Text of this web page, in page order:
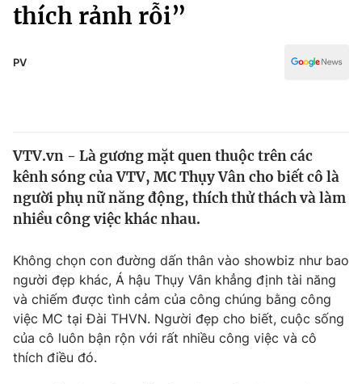
Chính trị
Thế giới
Tin tức
Thế giới đó đây
Câu chuyện quốc tế
Tài chính
Thị trường
Góc doanh nghiệp
Dữ liệu và đời sống
Truyền hình
Phim VTV
Truyền hình
thích rảnh rỗi”
PV
VTV.vn - Là gương mặt quen thuộc trên các
kênh sóng của VTV, MC Thụy Vân cho biết cô là
người phụ nữ năng động, thích thử thách và làm
nhiều công việc khác nhau.
Không chọn con đường dấn thân vào showbiz như bao
người đẹp khác, Á hậu Thụy Vân khẳng định tài năng
và chiếm được tình cảm của công chúng bằng công
việc MC tại Đài THVN. Người đẹp cho biết, cuộc sống
của cô luôn bận rộn với rất nhiều công việc và cô
thích điều đó.